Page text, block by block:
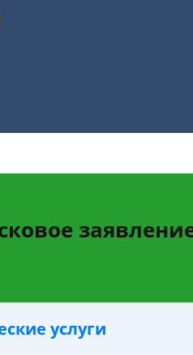
услуги